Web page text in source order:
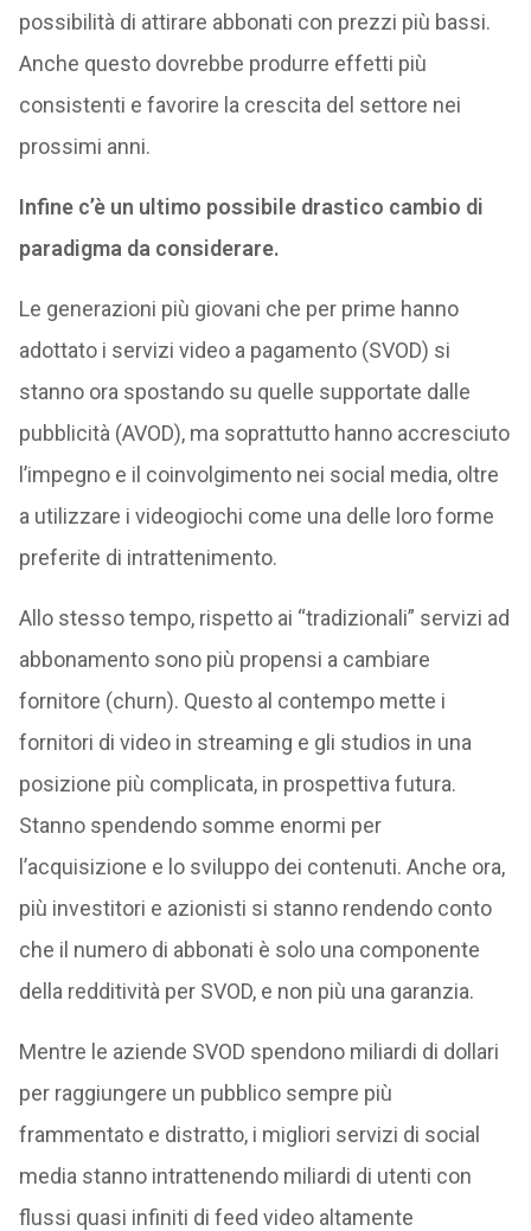
possibilità di attirare abbonati con prezzi più bassi.
Anche questo dovrebbe produrre effetti più
consistenti e favorire la crescita del settore nei
prossimi anni.
Infine c’è un ultimo possibile drastico cambio di
paradigma da considerare.
Le generazioni più giovani che per prime hanno
adottato i servizi video a pagamento (SVOD) si
stanno ora spostando su quelle supportate dalle
pubblicità (AVOD), ma soprattutto hanno accresciuto
l’impegno e il coinvolgimento nei social media, oltre
a utilizzare i videogiochi come una delle loro forme
preferite di intrattenimento.
Allo stesso tempo, rispetto ai “tradizionali” servizi ad
abbonamento sono più propensi a cambiare
fornitore (churn). Questo al contempo mette i
fornitori di video in streaming e gli studios in una
posizione più complicata, in prospettiva futura.
Stanno spendendo somme enormi per
l’acquisizione e lo sviluppo dei contenuti. Anche ora,
più investitori e azionisti si stanno rendendo conto
che il numero di abbonati è solo una componente
della redditività per SVOD, e non più una garanzia.
Mentre le aziende SVOD spendono miliardi di dollari
per raggiungere un pubblico sempre più
frammentato e distratto, i migliori servizi di social
media stanno intrattenendo miliardi di utenti con
flussi quasi infiniti di feed video altamente